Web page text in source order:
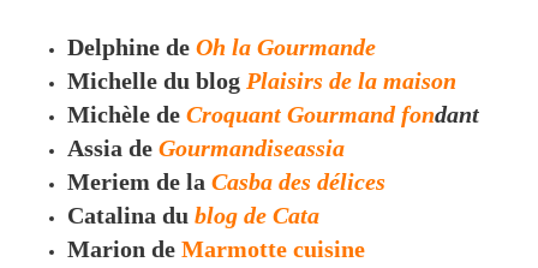
Delphine de Oh la Gourmande
Michelle du blog Plaisirs de la maison
Michèle de Croquant Gourmand fondant
Assia de Gourmandiseassia
Meriem de la Casba des délices
Catalina du blog de Cata
Marion de Marmotte cuisine